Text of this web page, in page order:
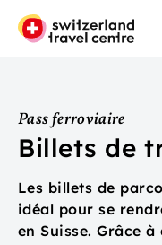
Pass ferroviaire
Billets de
Les billets de
idéal pour se
en Suisse. Grâce